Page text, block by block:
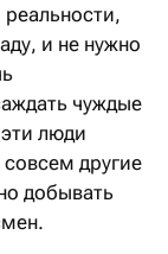
и не нужно
чуждые
люди
другие
добывать